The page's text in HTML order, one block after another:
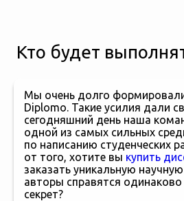
Кто будет
Мы очень долго
Diplomo. Такие усилия дали
сегодняшний день наша
одной из самых сильных
по написанию студенческих
от того, хотите вы купить
заказать уникальную
авторы справятся
секрет?